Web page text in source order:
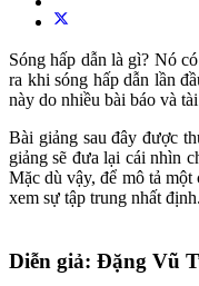
Sóng hấp dẫn là gì? Nó
ra khi sóng hấp dẫn lần
này do nhiều bài báo và
Bài giảng sau đây được
giảng sẽ đưa lại cái nhìn
Mặc dù vậy, để mô tả
xem sự tập trung nhất định.
Diễn giả: Đặng Vũ